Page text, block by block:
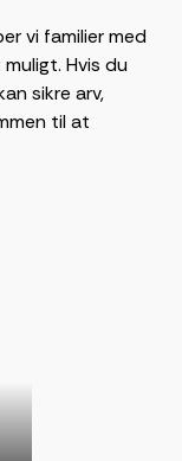
vi familier med
Hvis du
sikre arv,
til at